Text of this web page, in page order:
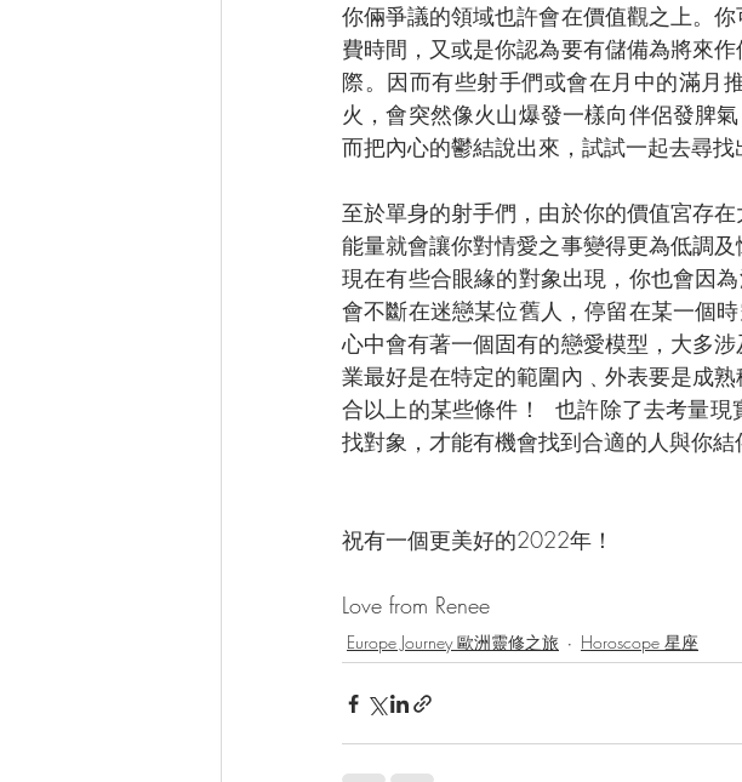
你倆爭議的領域也許會在價值觀之上。
費時間，又或是你認為要有儲備為將來
際。因而有些射手們或會在月中的滿月
火，會突然像火山爆發一樣向伴侶發脾
而把內心的鬱結說出來，試試一起去尋找
至於單身的射手們，由於你的價值宮存
能量就會讓你對情愛之事變得更為低調
現在有些合眼緣的對象出現，你也會因
會不斷在迷戀某位舊人，停留在某一個
心中會有著一個固有的戀愛模型，大多
業最好是在特定的範圍內﹑外表要是成
合以上的某些條件！  也許除了去考量
找對象，才能有機會找到合適的人與你結
祝有一個更美好的2022年！
Love from Renee
Europe Journey 歐洲靈修之旅 Horoscope 星座